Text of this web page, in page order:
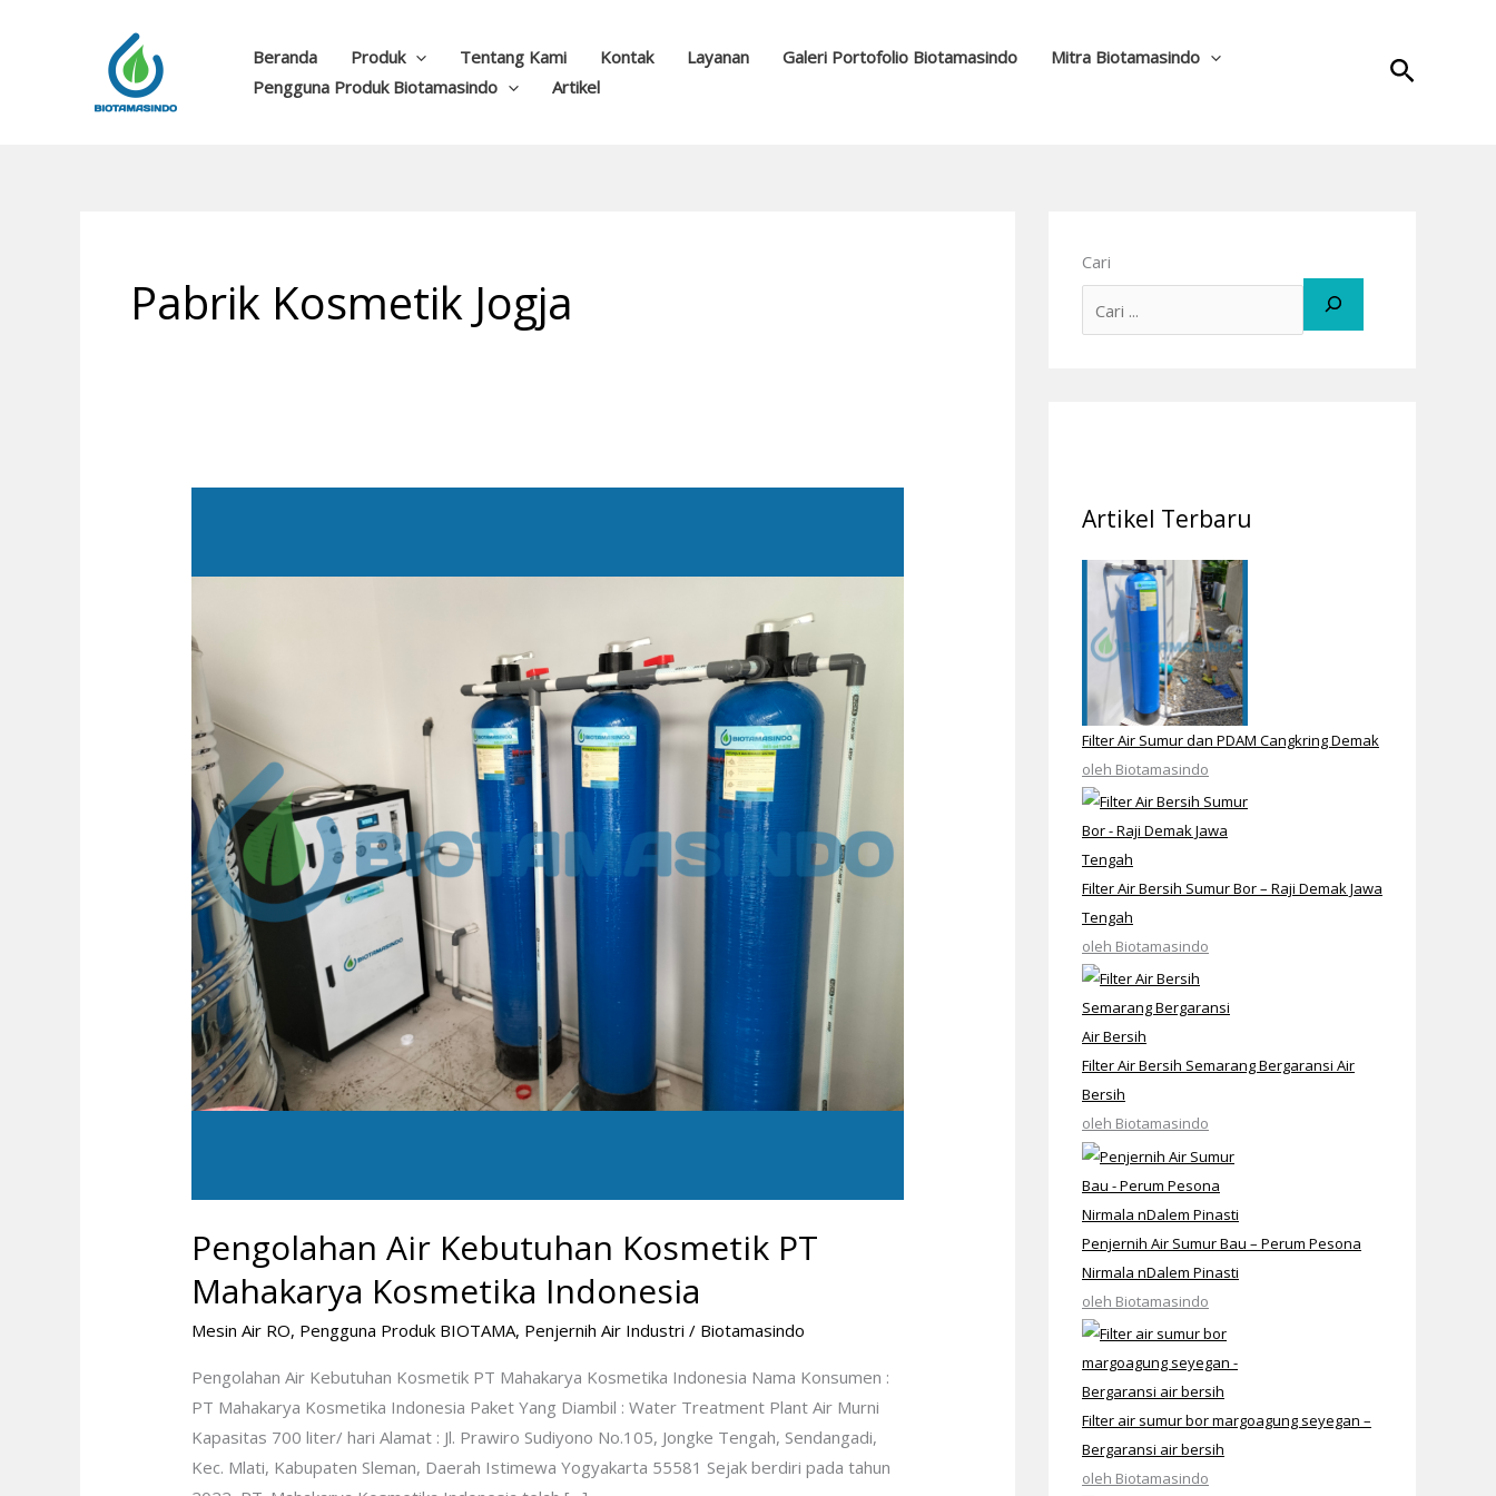
Beranda Produk Tentang Kami Kontak Layanan Galeri Portofolio Biotamasindo
Mitra Biotamasindo
Pengguna Produk Biotamasindo
Artikel Cari
Pabrik Kosmetik Jogja
Pengolahan Air Kebutuhan Kosmetik PT
Mahakarya Kosmetika Indonesia
Mesin Air RO, Pengguna Produk BIOTAMA, Penjernih Air Industri / Biotamasindo
Pengolahan Air Kebutuhan Kosmetik PT Mahakarya Kosmetika Indonesia Nama Konsumen :
PT Mahakarya Kosmetika Indonesia Paket Yang Diambil : Water Treatment Plant Air Murni
Kapasitas 700 liter/ hari Alamat : Jl. Prawiro Sudiyono No.105, Jongke Tengah, Sendangadi,
Kec. Mlati, Kabupaten Sleman, Daerah Istimewa Yogyakarta 55581 Sejak berdiri pada tahun
Mahakarya
Indonesia
Cari
Artikel Terbaru
Filter Air Sumur dan PDAM Cangkring Demak
oleh Biotamasindo
Filter Air Bersih Sumur Bor – Raji Demak Jawa
Tengah
oleh Biotamasindo
Filter Air Bersih Semarang Bergaransi Air
Bersih
oleh Biotamasindo
Penjernih Air Sumur Bau – Perum Pesona
Nirmala nDalem Pinasti
oleh Biotamasindo
Filter air sumur bor margoagung seyegan –
Bergaransi air bersih
oleh Biotamasindo